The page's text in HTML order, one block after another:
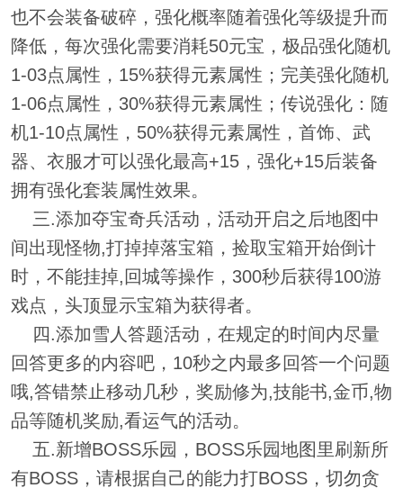
也不会装备破碎，强化概率随着强化等级提升而
降低，每次强化需要消耗50元宝，极品强化随机
1-03点属性，15%获得元素属性；完美强化随机
1-06点属性，30%获得元素属性；传说强化：随
机1-10点属性，50%获得元素属性，首饰、武
器、衣服才可以强化最高+15，强化+15后装备
拥有强化套装属性效果。
三.添加夺宝奇兵活动，活动开启之后地图中
间出现怪物,打掉掉落宝箱，捡取宝箱开始倒计
时，不能挂掉,回城等操作，300秒后获得100游
戏点，头顶显示宝箱为获得者。
四.添加雪人答题活动，在规定的时间内尽量
回答更多的内容吧，10秒之内最多回答一个问题
哦,答错禁止移动几秒，奖励修为,技能书,金币,物
品等随机奖励,看运气的活动。
五.新增BOSS乐园，BOSS乐园地图里刷新所
有BOSS，请根据自己的能力打BOSS，切勿贪